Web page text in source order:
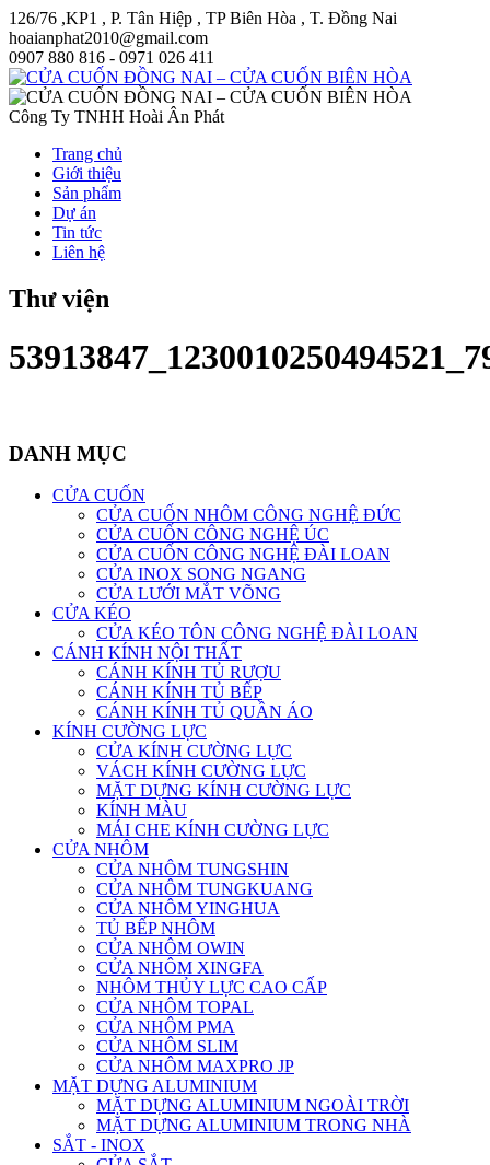
126/76 ,KP1 , P. Tân Hiệp , TP Biên Hòa , T. Đồng Nai
hoaianphat2010@gmail.com
0907 880 816 - 0971 026 411
Công Ty TNHH Hoài Ân Phát
Trang chủ
Giới thiệu
Sản phẩm
Dự án
Tin tức
Liên hệ
Thư viện
DANH MỤC
CỬA CUỐN
CỬA CUỐN NHÔM CÔNG NGHỆ ĐỨC
CỬA CUỐN CÔNG NGHỆ ÚC
CỬA CUỐN CÔNG NGHỆ ĐÀI LOAN
CỬA INOX SONG NGANG
CỬA LƯỚI MẮT VÕNG
CỬA KÉO
CỬA KÉO TÔN CÔNG NGHỆ ĐÀI LOAN
CÁNH KÍNH NỘI THẤT
CÁNH KÍNH TỦ RƯỢU
CÁNH KÍNH TỦ BẾP
CÁNH KÍNH TỦ QUẦN ÁO
KÍNH CƯỜNG LỰC
CỬA KÍNH CƯỜNG LỰC
VÁCH KÍNH CƯỜNG LỰC
MẶT DỰNG KÍNH CƯỜNG LỰC
KÍNH MÀU
MÁI CHE KÍNH CƯỜNG LỰC
CỬA NHÔM
CỬA NHÔM TUNGSHIN
CỬA NHÔM TUNGKUANG
CỬA NHÔM YINGHUA
TỦ BẾP NHÔM
CỬA NHÔM OWIN
CỬA NHÔM XINGFA
NHÔM THỦY LỰC CAO CẤP
CỬA NHÔM TOPAL
CỬA NHÔM PMA
CỬA NHÔM SLIM
CỬA NHÔM MAXPRO JP
MẶT DỰNG ALUMINIUM
MẶT DỰNG ALUMINIUM NGOÀI TRỜI
MẶT DỰNG ALUMINIUM TRONG NHÀ
SẮT - INOX